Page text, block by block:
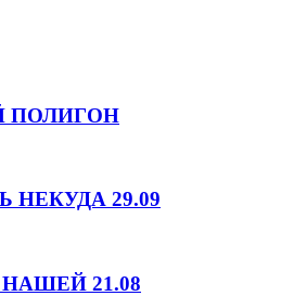
ПОЛИГОН
НЕКУДА 29.09
21.08